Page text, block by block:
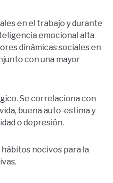
en el trabajo y durante
emocional alta
dinámicas sociales en
con una mayor
Se correlaciona con
buena auto-estima y
o depresión.
nocivos para la